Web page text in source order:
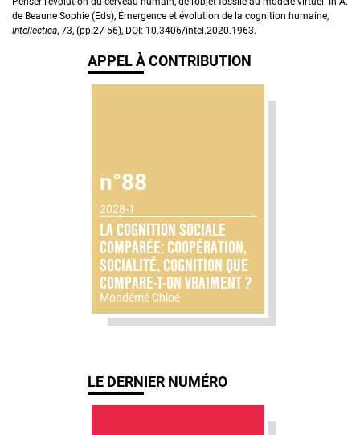
de Beaune Sophie (Eds), Émergence et évolution de la cognition humaine,
Intellectica, 73, (pp.27-56), DOI: 10.3406/intel.2020.1963.
APPEL À CONTRIBUTION
n°88
2028-1
LA COGNITION SOCIALE
COMPARÉE: COOPÉRATION,
SOCIALITÉ, COGNITION QUE
COMPARE-T-ON VRAIMENT ?
Mondémé Chloé
LE DERNIER NUMÉRO